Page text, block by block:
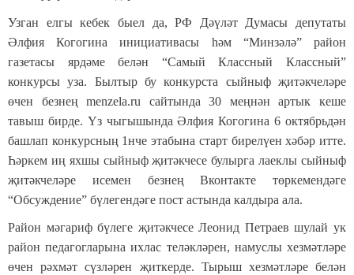
Узган елгы кебек быел да, РФ Дәүләт Думасы депутаты
Әлфия Когогина инициативасы һәм “Минзәлә” район
газетасы ярдәме белән “Самый Классный Классный”
конкурсы уза. Былтыр бу конкурста сыйныф җитәкчеләре
өчен безнең menzela.ru сайтында 30 меңнән артык кеше
тавыш бирде. Үз чыгышында Әлфия Когогина 6 октябрьдән
башлап конкурсның 1нче этабына старт бирелүен хәбәр итте.
Һәркем иң яхшы сыйныф җитәкчесе булырга лаеклы сыйныф
җитәкчеләре исемен безнең Вконтакте төркемендәге
“Обсуждение” бүлегендәге пост астында калдыра ала.
Район мәгариф бүлеге җитәкчесе Леонид Петраев шулай ук
район педагогларына ихлас теләкләрен, намуслы хезмәтләре
өчен рәхмәт сүзләрен җиткерде. Тырыш хезмәтләре белән